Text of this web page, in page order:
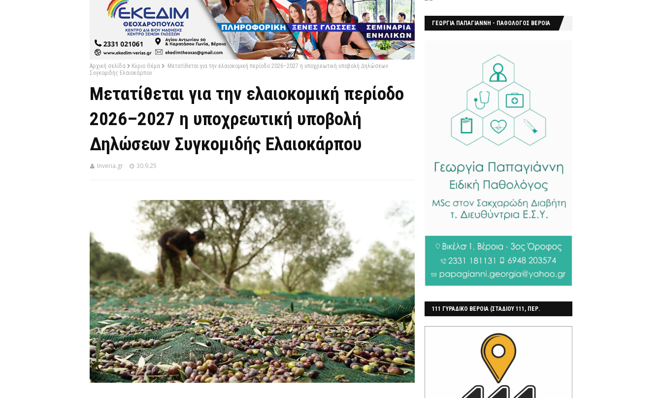
Αρχική σελίδα Κύριο Θέμα
Μετατίθεται για την ελαιοκομική περίοδο 2026–2027 η υποχρεωτική υποβολή Δηλώσεων
Συγκομιδής Ελαιοκάρπου
Μετατίθεται για την ελαιοκομική περίοδο
2026–2027 η υποχρεωτική υποβολή
Δηλώσεων Συγκομιδής Ελαιοκάρπου
Inveria.gr 30.9.25
ΓΕΩΡΓΙΑ ΠΑΠΑΓΙΑΝΝΗ - ΠΑΘΟΛΟΓΟΣ ΒΕΡΟΙΑ
111 ΓΥΡΑΔΙΚΟ ΒΕΡΟΙΑ (ΣΤΑΔΙΟΥ 111, ΠΕΡ.